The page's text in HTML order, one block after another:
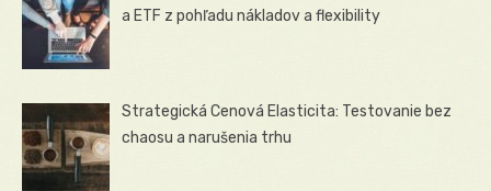
a ETF z pohľadu nákladov a flexibility
Strategická Cenová Elasticita: Testovanie bez
chaosu a narušenia trhu